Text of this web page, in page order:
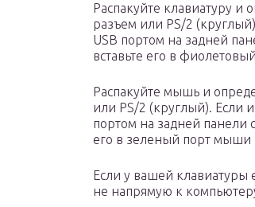
Распакуйте клавиатуру и
разъем или PS/2
USB портом на задней
вставьте его в
Распакуйте мышь и
или PS/2 (круглый). Если
портом на задней панели
его в зеленый порт мыши
Если у вашей клавиатуры
не напрямую к